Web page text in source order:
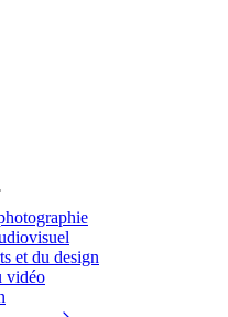
et du design
vidéo